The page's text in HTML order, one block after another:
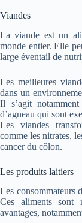
Viandes
La viande est un
monde entier. Elle
large éventail de
Les meilleures
dans un
Il s’agit
d’agneau qui sont
Les viandes
comme les nitrates,
cancer du côlon.
Les produits laitiers
Les consommateurs
Ces aliments sont
avantages,